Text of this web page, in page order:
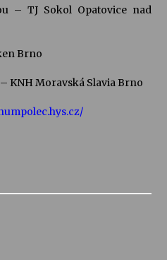
– TJ Sokol Opatovice nad
Brno
KNH Moravská Slavia Brno